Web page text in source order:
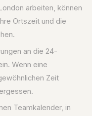
arbeiten, können
Ortszeit und die
an die 24-
Wenn eine
Zeit
Teamkalender, in